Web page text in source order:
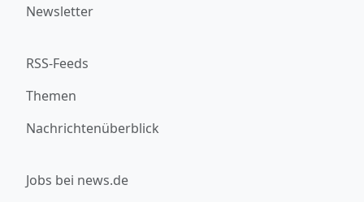
Newsletter
RSS-Feeds
Themen
Nachrichtenüberblick
Jobs bei news.de